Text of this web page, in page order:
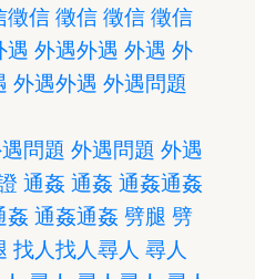
徵信 徵信 徵信 徵信
遇 外遇外遇 外遇 外
外遇外遇 外遇問題
問題 外遇問題 外遇
通姦 通姦 通姦通姦
姦 通姦通姦 劈腿 劈
找人找人尋人 尋人